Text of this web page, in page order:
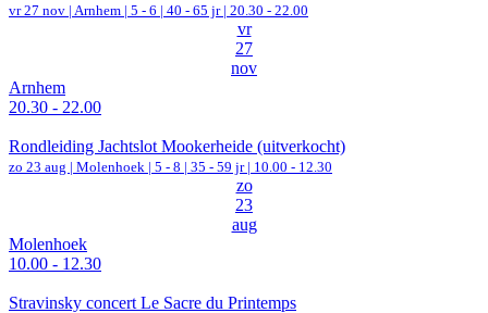
vr 27 nov | Arnhem | 5 - 6 | 40 - 65 jr | 20.30 - 22.00
vr
27
nov
Arnhem
20.30 - 22.00
Rondleiding Jachtslot Mookerheide (uitverkocht)
zo 23 aug | Molenhoek | 5 - 8 | 35 - 59 jr | 10.00 - 12.30
zo
23
aug
Molenhoek
10.00 - 12.30
Stravinsky concert Le Sacre du Printemps